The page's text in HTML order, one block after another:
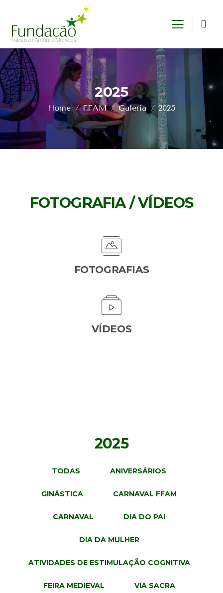
2025
Home FFAM Galeria 2025
FOTOGRAFIA / VÍDEOS
FOTOGRAFIAS
VÍDEOS
2025
TODAS ANIVERSÁRIOS
GINÁSTICA CARNAVAL FFAM
CARNAVAL DIA DO PAI
DIA DA MULHER
ATIVIDADES DE ESTIMULAÇÃO COGNITIVA
FEIRA MEDIEVAL VIA SACRA